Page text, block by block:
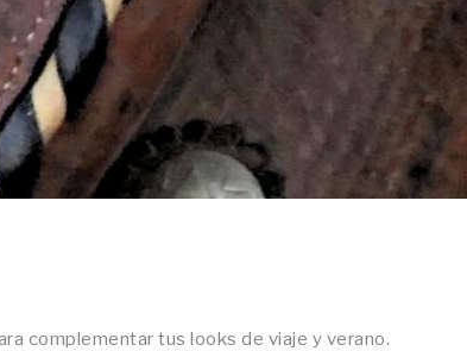
complementar tus looks de viaje y verano.